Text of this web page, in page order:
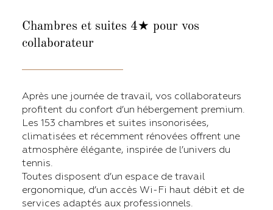
Chambres et suites 4★ pour vos
collaborateur
Après une journée de travail, vos collaborateurs
profitent du confort d’un hébergement premium.
Les 153 chambres et suites insonorisées,
climatisées et récemment rénovées offrent une
atmosphère élégante, inspirée de l’univers du
tennis.
Toutes disposent d’un espace de travail
ergonomique, d’un accès Wi-Fi haut débit et de
services adaptés aux professionnels.